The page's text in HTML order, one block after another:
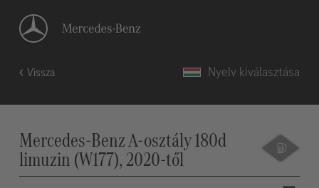
Vissza Nyelv kiválasztása
Mercedes-Benz A-osztály 180d
limuzin (W177), 2020-től